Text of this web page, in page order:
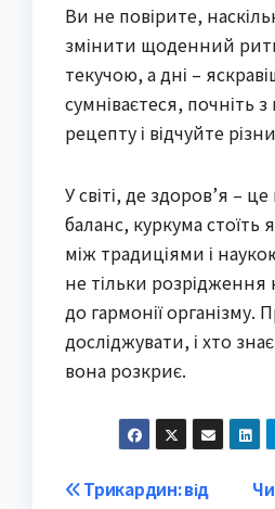
Ви не повірите,
змінити щоденний
текучою, а дні –
сумніваєтеся, почніть
рецепту і відчуйте
У світі, де здоров’я –
баланс, куркума стоїть
між традиціями і
не тільки розрідження
до гармонії організму.
досліджувати, і хто
вона розкриє.
Post
Трикардин: від